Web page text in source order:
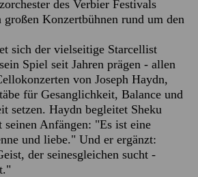
des Verbier Festivals
Konzertbühnen rund um den
sich der vielseitige Starcellist
Spiel seit Jahren prägen - allen
von Joseph Haydn,
für Gesanglichkeit, Balance und
setzen. Haydn begleitet Sheku
seinen Anfängen: "Es ist eine
und liebe." Und er ergänzt:
der seinesgleichen sucht -